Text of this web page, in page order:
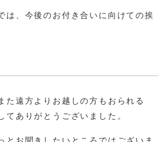
は、今後のお付き合いに向けての挨
た遠方よりお越しの方もおられる
ありがとうございました。